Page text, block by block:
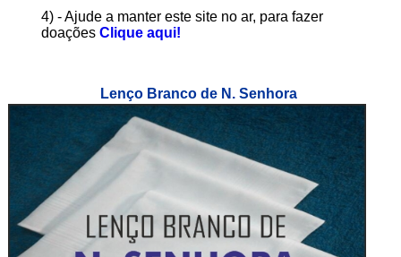
4) - Ajude a manter este site no ar, para fazer
doações Clique aqui!
Lenço Branco de N. Senhora